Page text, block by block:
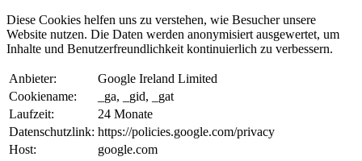
Diese Cookies helfen uns zu verstehen, wie Besucher unsere
Website nutzen. Die Daten werden anonymisiert ausgewertet, um
Inhalte und Benutzerfreundlichkeit kontinuierlich zu verbessern.
Anbieter:
Google Ireland Limited
Cookiename:
_ga, _gid, _gat
Laufzeit:
24 Monate
Datenschutzlink: https://policies.google.com/privacy
Host:
google.com